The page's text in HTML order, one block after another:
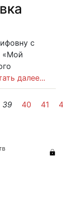
с
«Мой
далее...
39 40 41